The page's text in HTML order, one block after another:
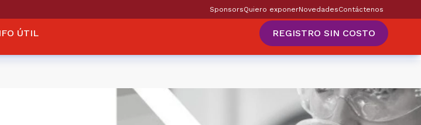
SponsorsQuiero exponerNovedadesContáctenos
ÚTIL REGISTRO SIN COSTO